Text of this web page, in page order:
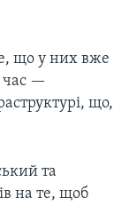
що у них вже
час —
що,
та
на те, щоб